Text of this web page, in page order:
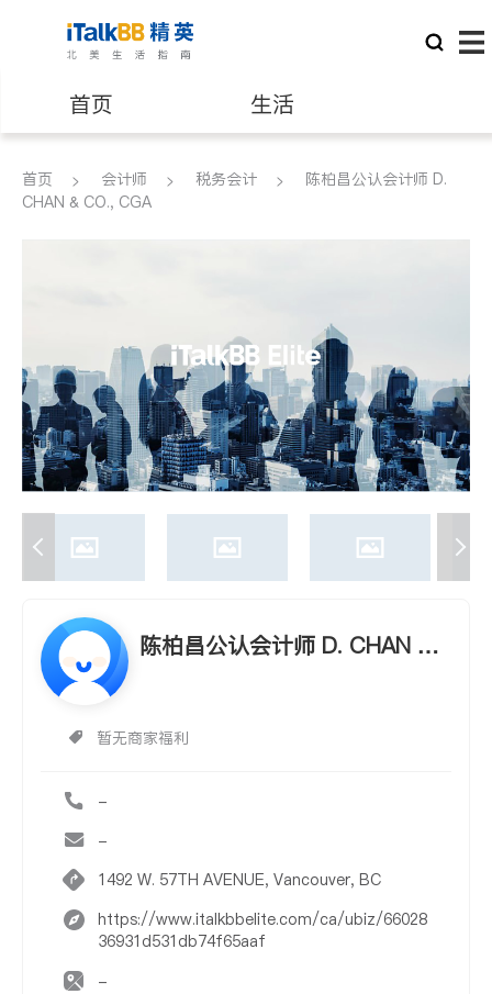
首页 生活
医生 律师
建筑装修
首页 会计师 税务会计
陈柏昌公认会计师 D.
CHAN & CO., CGA
陈柏昌公认会计师 D. CHAN &
暂无商家福利
-
-
1492 W. 57TH AVENUE, Vancouver, BC
https://www.italkbbelite.com/ca/ubiz/66028
36931d531db74f65aaf
-